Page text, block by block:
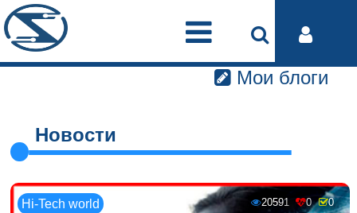
Мои блоги
Новости
Hi-Tech world 20591 0 0